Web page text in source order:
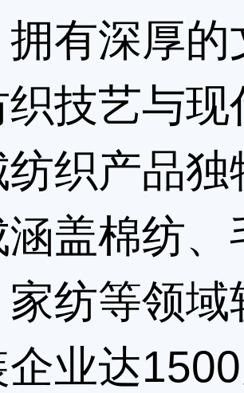
有深厚
技艺与
织产品
涵盖棉纺
家纺等领
企业达